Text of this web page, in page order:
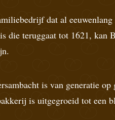
dat al
die teruggaat tot 1621, kan
is van generatie op
is uitgegroeid tot een